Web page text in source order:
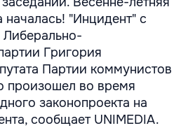
началась! "Инцидент" с
Либерально-
Григория
Партии коммунистов
произошел во время
законопроекта на
сообщает UNIMEDIA.